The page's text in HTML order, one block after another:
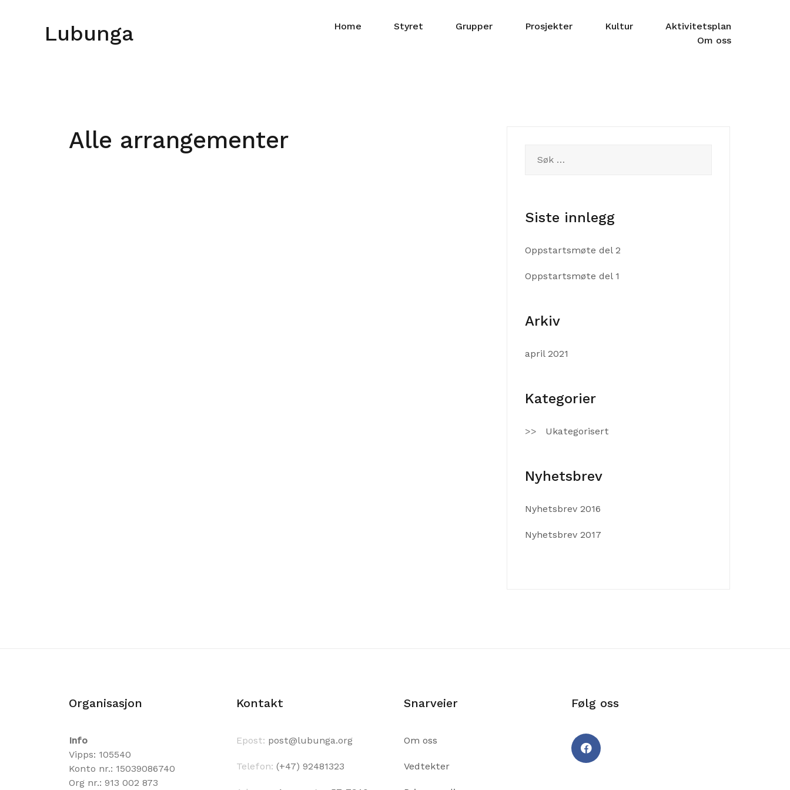
Lubunga Home Styret Grupper Prosjekter Kultur
Aktivitetsplan
Om oss
Alle arrangementer
etter:
Siste innlegg
Oppstartsmøte del 2
Oppstartsmøte del 1
Arkiv
april 2021
Kategorier
Ukategorisert
Nyhetsbrev
Nyhetsbrev 2016
Nyhetsbrev 2017
Organisasjon
Info
Vipps: 105540
Konto nr.: 15039086740
Org nr.: 913 002 873
Kontakt
Epost: post@lubunga.org
Telefon: (+47) 92481323
Snarveier
Om oss
Vedtekter
Følg oss